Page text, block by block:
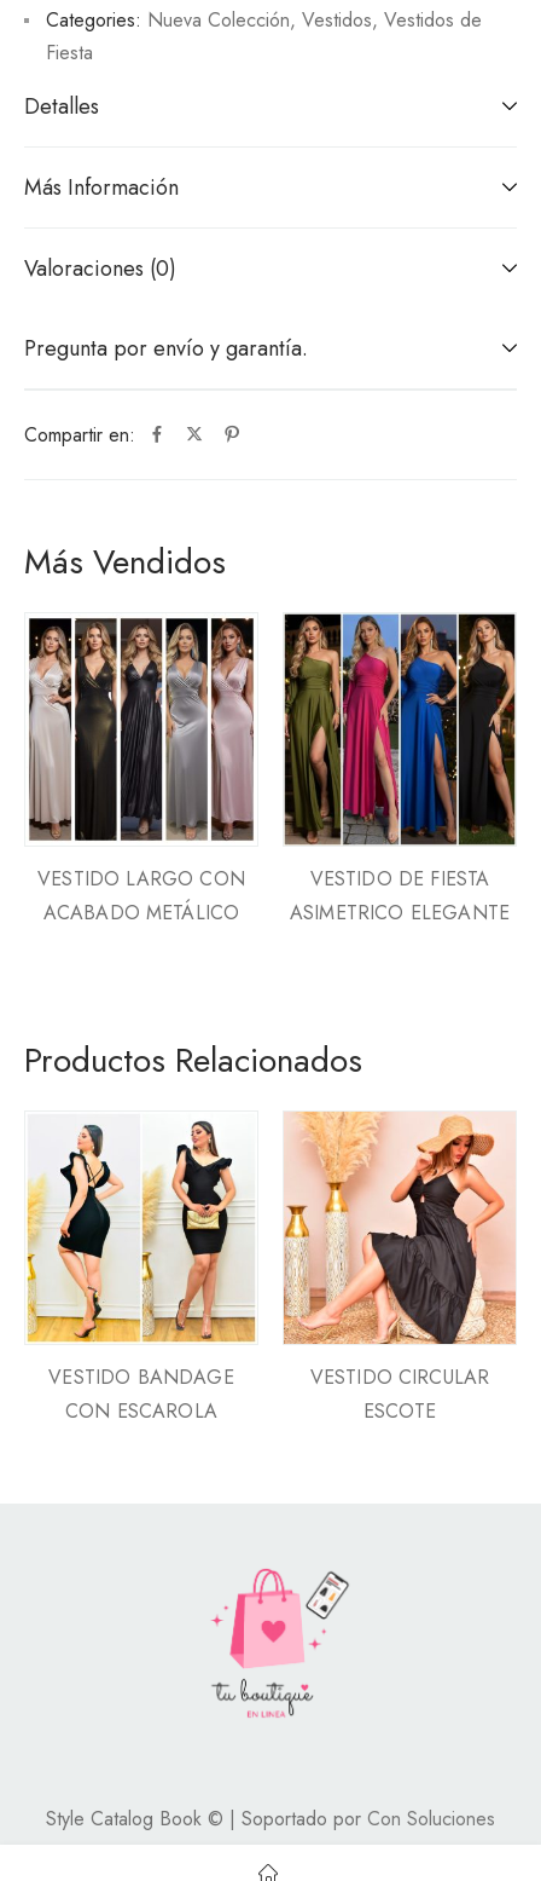
Compartir en:
Categories: Nueva Colección, Vestidos, Vestidos de
Fiesta
Detalles
Más Información
Valoraciones (0)
Pregunta por envío y garantía.
Más Vendidos
VESTIDO LARGO CON
ACABADO METÁLICO
VESTIDO DE FIESTA
ASIMETRICO ELEGANTE
Productos Relacionados
VESTIDO BANDAGE
CON ESCAROLA
VESTIDO CIRCULAR
ESCOTE
Style Catalog Book © | Soportado por Con Soluciones